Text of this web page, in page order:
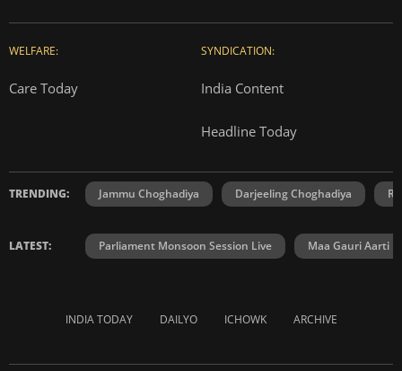
WELFARE:
Care Today
SYNDICATION:
India Content
Headline Today
TRENDING: Jammu Choghadiya Darjeeling Choghadiya
LATEST: Parliament Monsoon Session Live Maa Gauri Aarti
INDIA TODAY DAILYO ICHOWK ARCHIVE